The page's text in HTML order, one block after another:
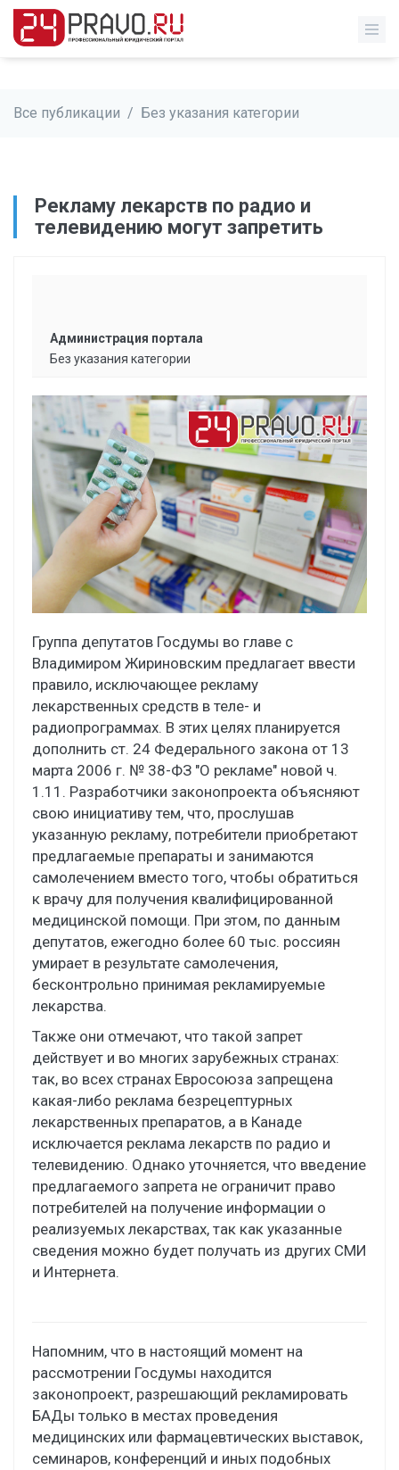
Все публикации / Без указания категории
​Рекламу лекарств по радио и
телевидению могут запретить
Администрация портала
Без указания категории
Группа депутатов Госдумы во главе с
Владимиром Жириновским предлагает ввести
правило, исключающее рекламу
лекарственных средств в теле- и
радиопрограммах. В этих целях планируется
дополнить ст. 24 Федерального закона от 13
марта 2006 г. № 38-ФЗ "О рекламе" новой ч.
1.11. Разработчики законопроекта объясняют
свою инициативу тем, что, прослушав
указанную рекламу, потребители приобретают
предлагаемые препараты и занимаются
самолечением вместо того, чтобы обратиться
к врачу для получения квалифицированной
медицинской помощи. При этом, по данным
депутатов, ежегодно более 60 тыс. россиян
умирает в результате самолечения,
бесконтрольно принимая рекламируемые
лекарства.
Также они отмечают, что такой запрет
действует и во многих зарубежных странах:
так, во всех странах Евросоюза запрещена
какая-либо реклама безрецептурных
лекарственных препаратов, а в Канаде
исключается реклама лекарств по радио и
телевидению. Однако уточняется, что введение
предлагаемого запрета не ограничит право
потребителей на получение информации о
реализуемых лекарствах, так как указанные
сведения можно будет получать из других СМИ
и Интернета.
Напомним, что в настоящий момент на
рассмотрении Госдумы находится
законопроект, разрешающий рекламировать
БАДы только в местах проведения
медицинских или фармацевтических выставок,
семинаров, конференций и иных подобных